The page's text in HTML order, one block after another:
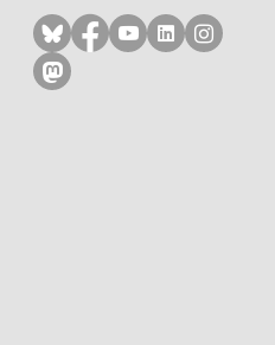
Volg ons op bluesky
Volg ons op
Volg ons op
Volg ons
Volg
Volg ons op mastodon